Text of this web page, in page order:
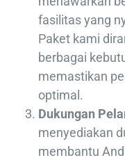
fasilitas yang
Paket kami
berbagai
memastikan
optimal.
Dukungan
menyediakan
membantu